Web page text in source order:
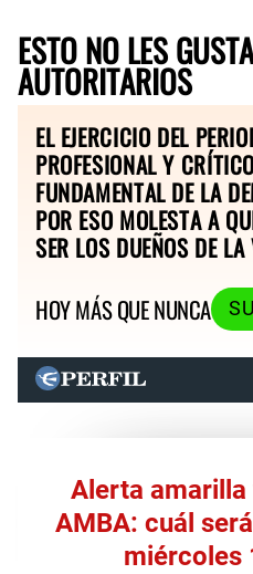
ESTO NO LES
AUTORITARIOS
EL EJERCICIO DEL
PROFESIONAL Y
FUNDAMENTAL DE LA
POR ESO MOLESTA A
SER LOS DUEÑOS DE
HOY MÁS QUE NUNCA
Alerta amarilla
AMBA: cuál
miércoles